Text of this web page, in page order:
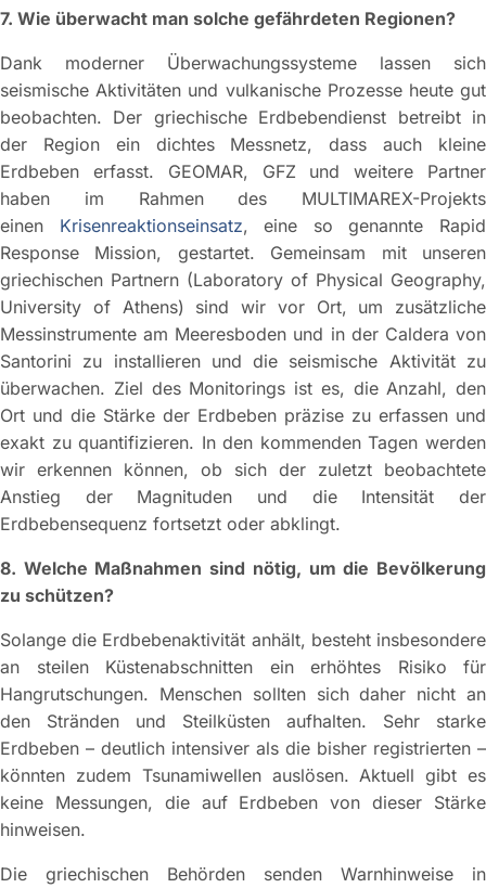
7. Wie überwacht man solche gefährdeten Regionen?
Dank moderner Überwachungssysteme lassen sich
seismische Aktivitäten und vulkanische Prozesse heute gut
beobachten. Der griechische Erdbebendienst betreibt in
der Region ein dichtes Messnetz, dass auch kleine
Erdbeben erfasst. GEOMAR, GFZ und weitere Partner
haben im Rahmen des MULTIMAREX-Projekts
einen Krisenreaktionseinsatz, eine so genannte Rapid
Response Mission, gestartet. Gemeinsam mit unseren
griechischen Partnern (Laboratory of Physical Geography,
University of Athens) sind wir vor Ort, um zusätzliche
Messinstrumente am Meeresboden und in der Caldera von
Santorini zu installieren und die seismische Aktivität zu
überwachen. Ziel des Monitorings ist es, die Anzahl, den
Ort und die Stärke der Erdbeben präzise zu erfassen und
exakt zu quantifizieren. In den kommenden Tagen werden
wir erkennen können, ob sich der zuletzt beobachtete
Anstieg der Magnituden und die Intensität der
Erdbebensequenz fortsetzt oder abklingt.
8. Welche Maßnahmen sind nötig, um die Bevölkerung
zu schützen?
Solange die Erdbebenaktivität anhält, besteht insbesondere
an steilen Küstenabschnitten ein erhöhtes Risiko für
Hangrutschungen. Menschen sollten sich daher nicht an
den Stränden und Steilküsten aufhalten. Sehr starke
Erdbeben – deutlich intensiver als die bisher registrierten –
könnten zudem Tsunamiwellen auslösen. Aktuell gibt es
keine Messungen, die auf Erdbeben von dieser Stärke
hinweisen.
Die griechischen Behörden senden Warnhinweise in